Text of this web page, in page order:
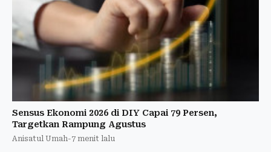
Sensus Ekonomi 2026 di DIY Capai 79 Persen,
Targetkan Rampung Agustus
Anisatul Umah-7 menit lalu